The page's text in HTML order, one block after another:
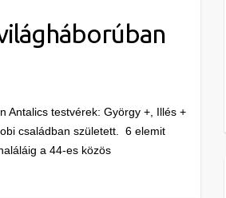
Antalics testvérek: György +, Illés +
családban született. 6 elemit
a 44-es közös